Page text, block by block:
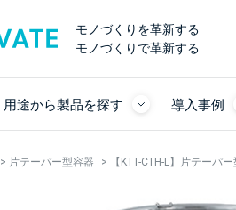
モノづくりを革新する
モノづくりで革新する
用途から製品を探す 導入事例
> 片テーパー型容器 > 【KTT-CTH-L】片テー